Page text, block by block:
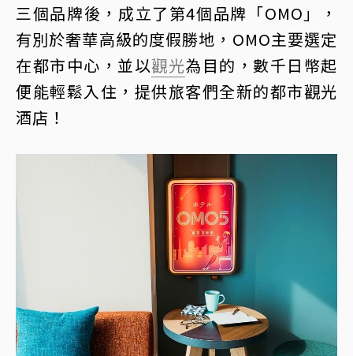
三個品牌後，成立了第4個品牌「OMO」，
有別於奢華高級的度假勝地，OMO主要選定
在都市中心，並以觀光為目的，數千日幣起
便能輕鬆入住，提供旅客們全新的都市觀光
酒店！